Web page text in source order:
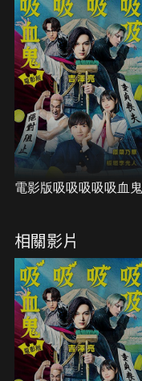
使得小華昏倒。於是
追查靈體的謎團，逐
拯救好友、平安迎接
電影版吸吸吸吸吸血鬼
相關影片